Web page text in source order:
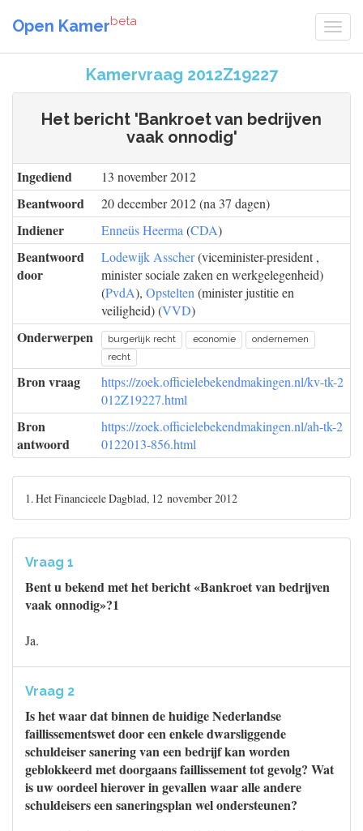
Open Kamerbeta
Kamervraag 2012Z19227
Het bericht 'Bankroet van bedrijven
vaak onnodig'
Ingediend 13 november 2012
Beantwoord 20 december 2012 (na 37 dagen)
Indiener Enneüs Heerma (CDA)
Beantwoord
door
Lodewijk Asscher(viceminister-president ,
minister sociale zaken en werkgelegenheid)
(PvdA), Opstelten (minister justitie en
veiligheid) (VVD)
Onderwerpen burgerlijk recht economie
ondernemen
recht
Bron vraag
https://zoek.officielebekendmakingen.nl/kv-tk-2
012Z19227.html
Bron
antwoord
https://zoek.officielebekendmakingen.nl/ah-tk-2
0122013-856.html
1. Het Financieele Dagblad, 12 november 2012
Vraag 1
Bent u bekend met het bericht «Bankroet van bedrijven
vaak onnodig»?1
Ja.
Vraag 2
Is het waar dat binnen de huidige Nederlandse
faillissementswet door een enkele dwarsliggende
schuldeiser sanering van een bedrijf kan worden
geblokkeerd met doorgaans faillissement tot gevolg? Wat
is uw oordeel hierover in gevallen waar alle andere
schuldeisers een saneringsplan wel ondersteunen?